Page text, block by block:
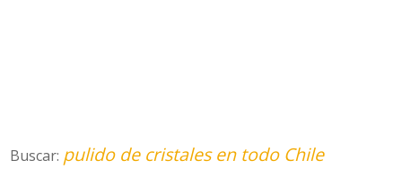
Buscar: pulido de cristales en todo Chile